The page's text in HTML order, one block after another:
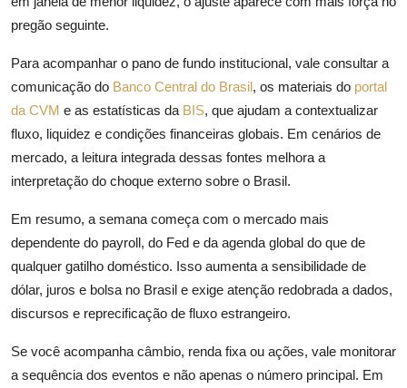
pregão seguinte.
Para acompanhar o pano de fundo institucional, vale consultar a
comunicação do Banco Central do Brasil, os materiais do portal
da CVM e as estatísticas da BIS, que ajudam a contextualizar
fluxo, liquidez e condições financeiras globais. Em cenários de
mercado, a leitura integrada dessas fontes melhora a
interpretação do choque externo sobre o Brasil.
Em resumo, a semana começa com o mercado mais
dependente do payroll, do Fed e da agenda global do que de
qualquer gatilho doméstico. Isso aumenta a sensibilidade de
dólar, juros e bolsa no Brasil e exige atenção redobrada a dados,
discursos e reprecificação de fluxo estrangeiro.
Se você acompanha câmbio, renda fixa ou ações, vale monitorar
a sequência dos eventos e não apenas o número principal. Em